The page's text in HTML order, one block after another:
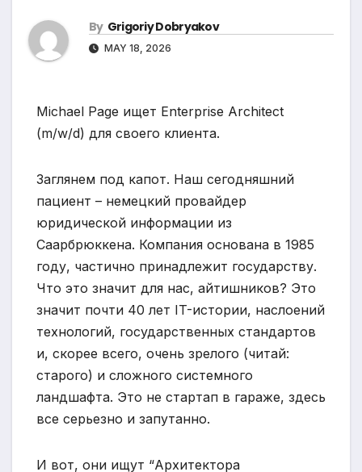
By Grigoriy Dobryakov
MAY 18, 2026
Michael Page ищет Enterprise Architect
(m/w/d) для своего клиента.
Заглянем под капот. Наш сегодняшний
пациент – немецкий провайдер
юридической информации из
Саарбрюккена. Компания основана в 1985
году, частично принадлежит государству.
Что это значит для нас, айтишников? Это
значит почти 40 лет IT-истории, наслоений
технологий, государственных стандартов
и, скорее всего, очень зрелого (читай:
старого) и сложного системного
ландшафта. Это не стартап в гараже, здесь
все серьезно и запутанно.
И вот, они ищут “Архитектора